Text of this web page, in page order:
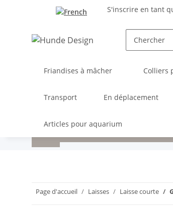
S'inscrire en tant
Friandises à mâcher Colliers
Transport En déplacement
Articles pour aquarium
Page d'accueil Laisses Laisse courte